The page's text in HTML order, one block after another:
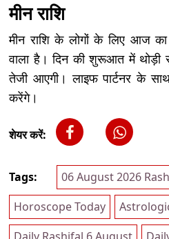
मीन राशि
मीन राशि के लोगों के लिए आज
वाला है। दिन की शुरूआत में थोड़ी
तेजी आएगी। लाइफ पार्टनर के
करेंगे।
शेयर करें:
Tags: 06 August 2026
Horoscope Today